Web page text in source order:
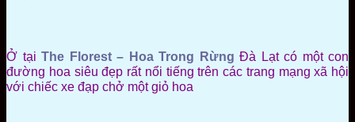
Ở tại The Florest – Hoa Trong Rừng Đà Lạt có một con
đường hoa siêu đẹp rất nổi tiếng trên các trang mạng xã hội
với chiếc xe đạp chở một giỏ hoa